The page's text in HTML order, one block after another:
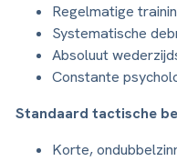
Regelmatige
Systematische
Absoluut
Constante
Standaard tactische
Korte,